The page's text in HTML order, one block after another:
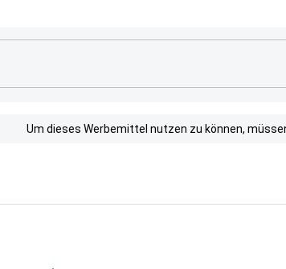
Um dieses Werbemittel nutzen zu können,